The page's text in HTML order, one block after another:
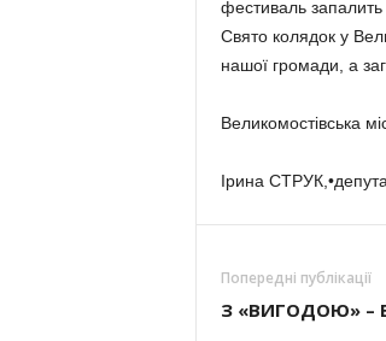
фестиваль запалить
Свято колядок у
нашої громади, а
Великомостівська
Ірина
Попередні публікації
З «ВИГОДОЮ» –